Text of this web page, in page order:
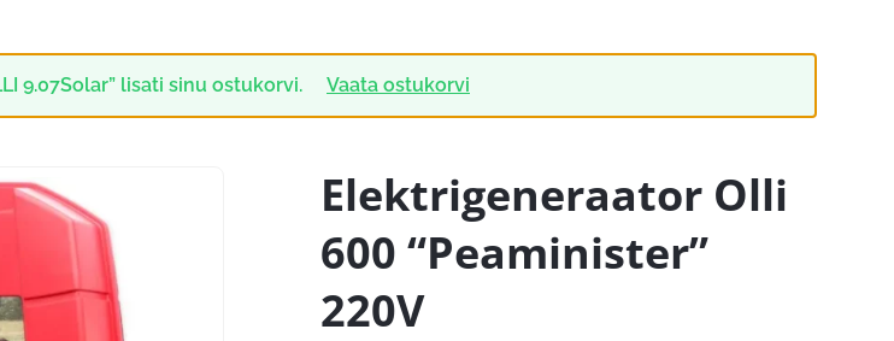
9.07Solar” lisati sinu ostukorvi. Vaata ostukorvi
Elektrigeneraator Olli
600 “Peaminister”
220V